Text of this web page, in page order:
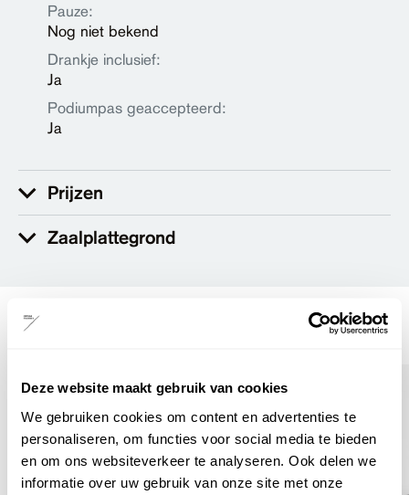
Deze website maakt gebruik van cookies
We gebruiken cookies om content en advertenties te
personaliseren, om functies voor social media te bieden
en om ons websiteverkeer te analyseren. Ook delen we
informatie over uw gebruik van onze site met onze
Pauze:
Nog niet bekend
Drankje inclusief:
Ja
Podiumpas geaccepteerd:
Ja
Prijzen
Zaalplattegrond